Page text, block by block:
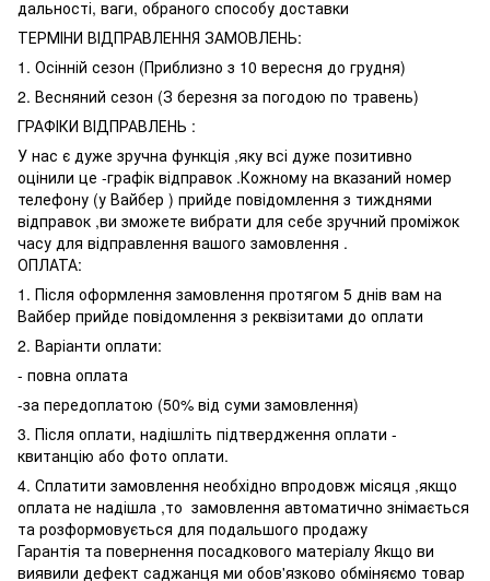
дальності, ваги, обраного способу доставки
ТЕРМІНИ ВІДПРАВЛЕННЯ ЗАМОВЛЕНЬ:
1. Осінній сезон (Приблизно з 10 вересня до грудня)
2. Весняний сезон (З березня за погодою по травень)
ГРАФІКИ ВІДПРАВЛЕНЬ :
У нас є дуже зручна функція ,яку всі дуже позитивно
оцінили це -графік відправок .Кожному на вказаний номер
телефону (у Вайбер ) прийде повідомлення з тижднями
відправок ,ви зможете вибрати для себе зручний проміжок
часу для відправлення вашого замовлення .
ОПЛАТА:
1. Після оформлення замовлення протягом 5 днів вам на
Вайбер прийде повідомлення з реквізитами до оплати
2. Варіанти оплати:
- повна оплата
-за передоплатою (50% від суми замовлення)
3. Після оплати, надішліть підтвердження оплати -
квитанцію або фото оплати.
4. Сплатити замовлення необхідно впродовж місяця ,якщо
оплата не надішла ,то замовлення автоматично знімається
та розформовується для подальшого продажу
Гарантія та повернення посадкового матеріалу Якщо ви
виявили дефект саджанця ми обов'язково обміняємо товар